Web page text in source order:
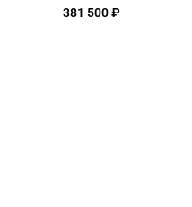
381 500 ₽